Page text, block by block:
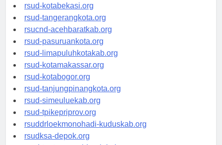
rsud-kotabekasi.org
rsud-tangerangkota.org
rsucnd-acehbaratkab.org
rsud-pasuruankota.org
rsud-limapuluhkotakab.org
rsud-kotamakassar.org
rsud-kotabogor.org
rsud-tanjungpinangkota.org
rsud-simeuluekab.org
rsud-tpikepriprov.org
rsuddrloekmonohadi-kuduskab.org
rsudksa-depok.org